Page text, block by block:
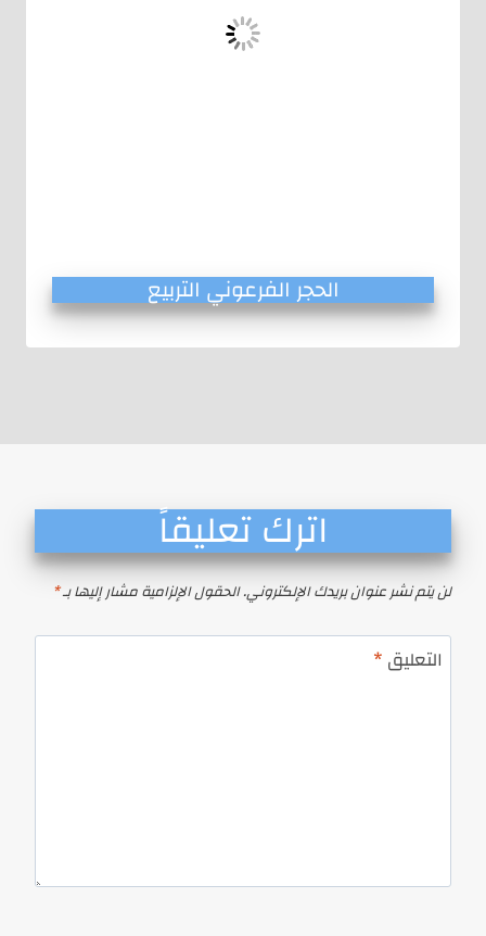
الحجر الفرعوني التربيع
اترك تعليقاً
لن يتم نشر عنوان بريدك الإلكتروني.الحقول الإلزامية مشار إليها بـ*
التعليق*